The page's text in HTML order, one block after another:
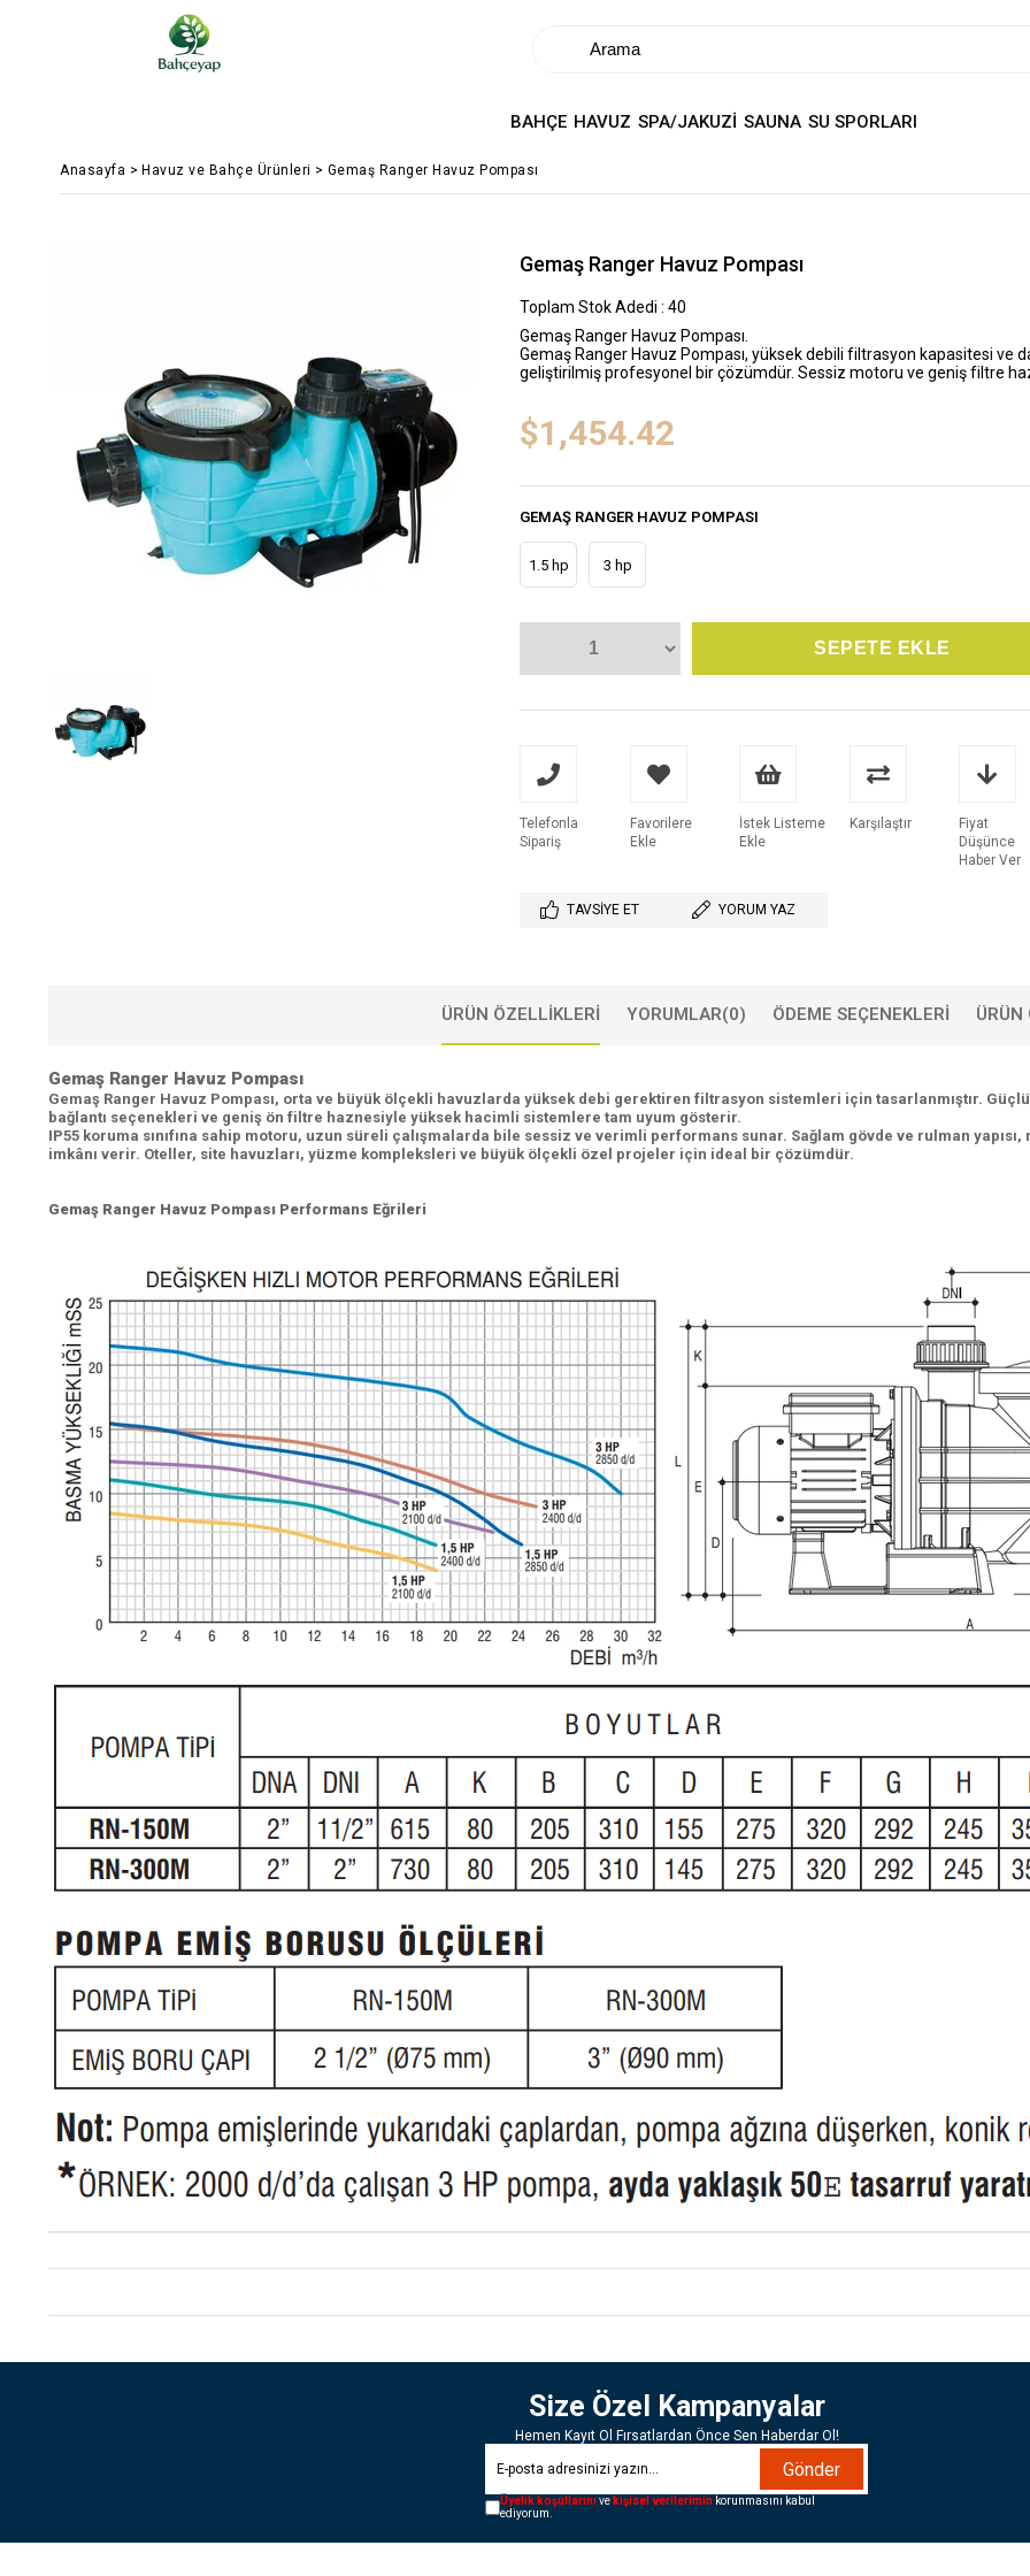
BAHÇE HAVUZ SPA/JAKUZİ SAUNA SU SPORLARI
Anasayfa > Havuz ve Bahçe Ürünleri > Gemaş Ranger Havuz Pompası
Gemaş Ranger Havuz Pompası
Toplam Stok Adedi : 40
Gemaş Ranger Havuz Pompası.
Gemaş Ranger Havuz Pompası, yüksek debili filtrasyon kapasitesi ve
geliştirilmiş profesyonel bir çözümdür. Sessiz motoru ve geniş filtre
$1,454.42
GEMAŞ RANGER HAVUZ POMPASI
1.5 hp 3 hp
Telefonla
Sipariş
Favorilere
Ekle
İstek Listeme
Ekle
Karşılaştır
Fiyat
Düşünce
Haber Ver
TAVSIYE ET YORUM YAZ
ÜRÜN ÖZELLIKLERI YORUMLAR(0) ÖDEME SEÇENEKLERI ÜRÜN
Gemaş Ranger Havuz Pompası
Gemaş Ranger Havuz Pompası, orta ve büyük ölçekli havuzlarda yüksek debi gerektiren filtrasyon sistemleri için tasarlanmıştır.
bağlantı seçenekleri ve geniş ön filtre haznesiyle yüksek hacimli sistemlere tam uyum gösterir.
IP55 koruma sınıfına sahip motoru, uzun süreli çalışmalarda bile sessiz ve verimli performans sunar. Sağlam gövde ve rulman
imkânı verir. Oteller, site havuzları, yüzme kompleksleri ve büyük ölçekli özel projeler için ideal bir çözümdür.
Gemaş Ranger Havuz Pompası Performans Eğrileri
Size Özel Kampanyalar
Hemen Kayıt Ol Fırsatlardan Önce Sen Haberdar Ol!
Gönder
Üyelik koşullarınıve kişisel verileriminkorunmasını kabul
ediyorum.